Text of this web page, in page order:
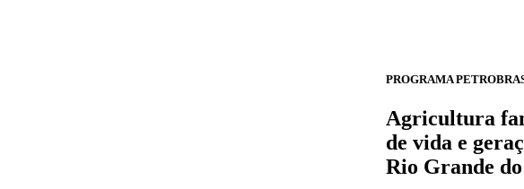
PROGRAMA
Agricultura
de vida e
Rio Grande